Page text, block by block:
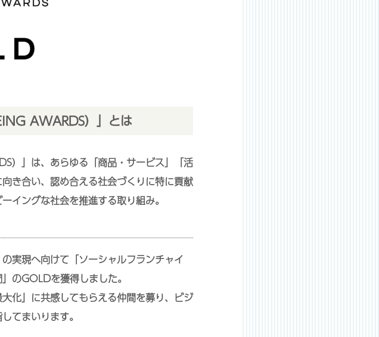
AWARDS）」とは
）」は、あらゆる「商品・サービス」「活
き合い、認め合える社会づくりに特に貢献
イングな社会を推進する取り組み。
実現へ向けて「ソーシャルフランチャイ
のGOLDを獲得しました。
化」に共感してもらえる仲間を募り、ビジ
てまいります。